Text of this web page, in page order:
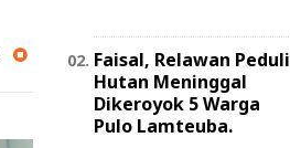
Faisal, Relawan Peduli
Hutan Meninggal
Dikeroyok 5 Warga
Pulo Lamteuba.